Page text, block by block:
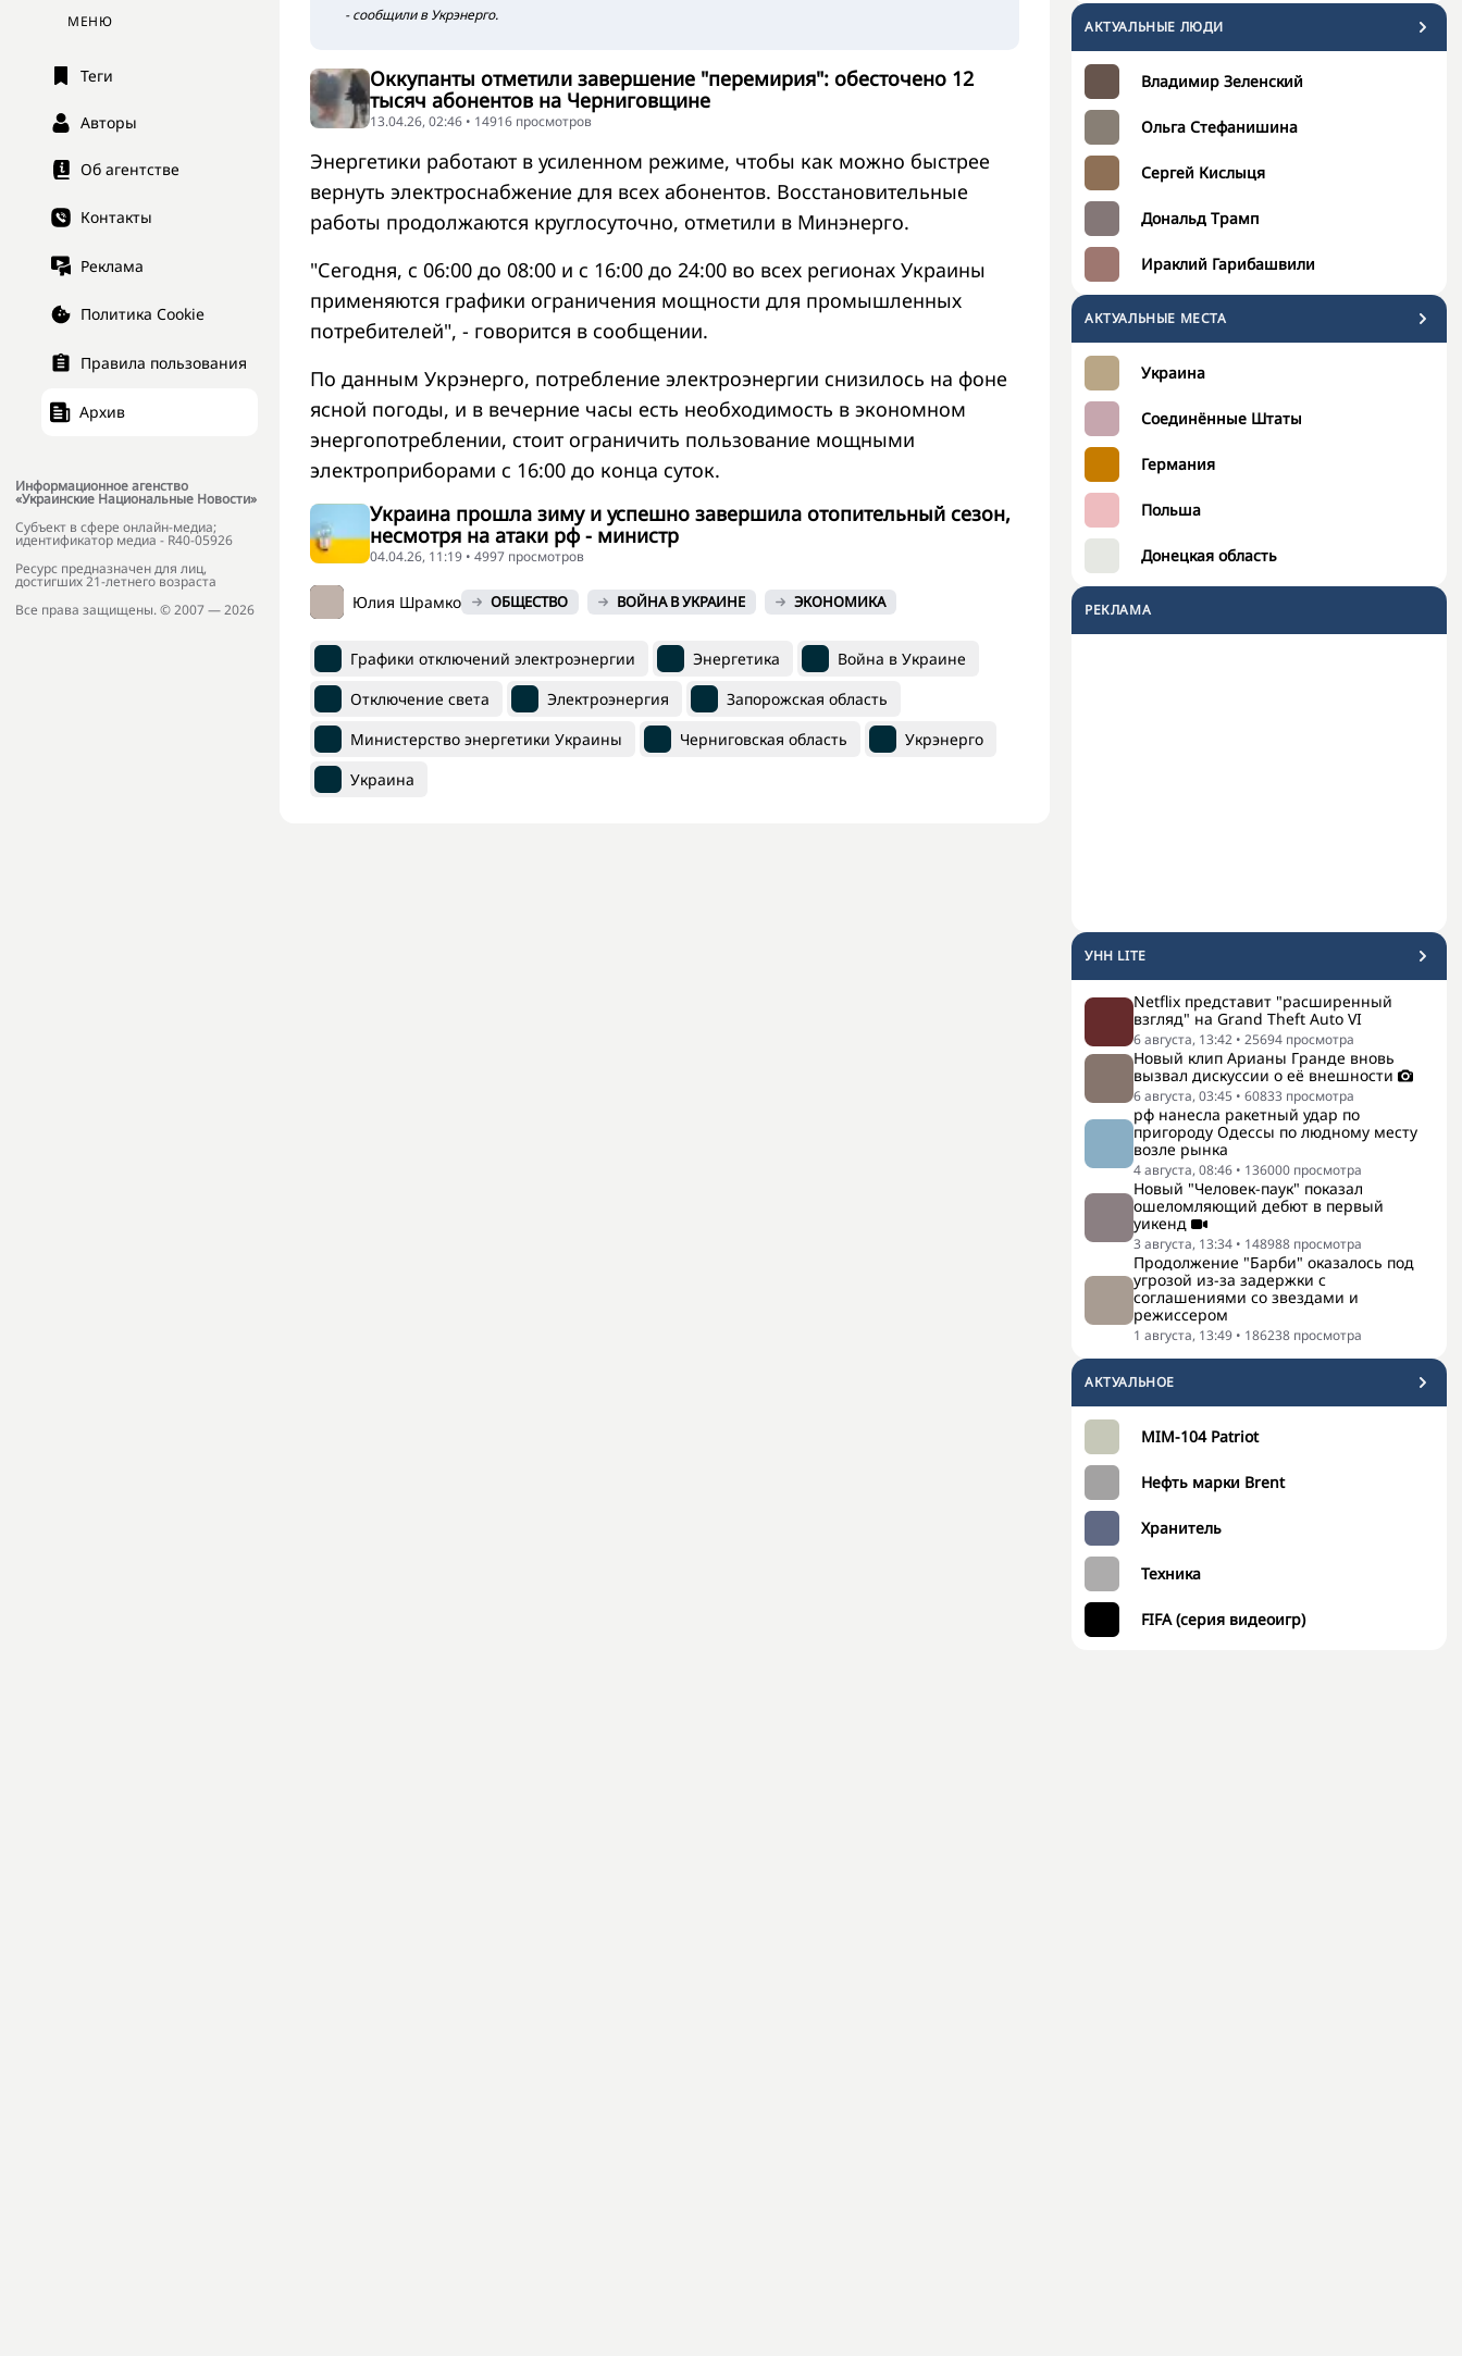
МЕНЮ
Теги
Авторы
Об агентстве
Контакты
Реклама
Политика Cookie
Правила пользования
Архив
Информационное агенство
«Украинские Национальные Новости»
Субъект в сфере онлайн-медиа;
идентификатор медиа - R40-05926
Ресурс предназначен для лиц,
достигших 21-летнего возраста
Все права защищены. © 2007 — 2026
АКТУАЛЬНЫЕ ЛЮДИ
Владимир Зеленский
Ольга Стефанишина
Сергей Кислыця
Дональд Трамп
Ираклий Гарибашвили
АКТУАЛЬНЫЕ МЕСТА
Украина
Соединённые Штаты
Германия
Польша
Донецкая область
РЕКЛАМА
УНН LITE
Netflix представит "расширенный
взгляд" на Grand Theft Auto VI
6 августа, 13:42 • 25694 просмотра
Новый клип Арианы Гранде вновь
вызвал дискуссии о её внешности
6 августа, 03:45 • 60833 просмотра
рф нанесла ракетный удар по
пригороду Одессы по людному месту
возле рынка
4 августа, 08:46 • 136000 просмотра
Новый "Человек-паук" показал
ошеломляющий дебют в первый
уикенд
3 августа, 13:34 • 148988 просмотра
Продолжение "Барби" оказалось под
угрозой из-за задержки с
соглашениями со звездами и
режиссером
1 августа, 13:49 • 186238 просмотра
АКТУАЛЬНОЕ
MIM-104 Patriot
Нефть марки Brent
Хранитель
Техника
FIFA (серия видеоигр)
- сообщили в Укрэнерго.
Оккупанты отметили завершение "перемирия": обесточено 12
тысяч абонентов на Черниговщине
13.04.26, 02:46 • 14916 просмотров
Энергетики работают в усиленном режиме, чтобы как можно быстрее
вернуть электроснабжение для всех абонентов. Восстановительные
работы продолжаются круглосуточно, отметили в Минэнерго.
"Сегодня, с 06:00 до 08:00 и с 16:00 до 24:00 во всех регионах Украины
применяются графики ограничения мощности для промышленных
потребителей", - говорится в сообщении.
По данным Укрэнерго, потребление электроэнергии снизилось на фоне
ясной погоды, и в вечерние часы есть необходимость в экономном
энергопотреблении, стоит ограничить пользование мощными
электроприборами с 16:00 до конца суток.
Украина прошла зиму и успешно завершила отопительный сезон,
несмотря на атаки рф - министр
04.04.26, 11:19 • 4997 просмотров
Юлия Шрамко ОБЩЕСТВО ВОЙНА В УКРАИНЕ ЭКОНОМИКА
Графики отключений электроэнергии Энергетика
Война в Украине
Отключение света
Электроэнергия
Запорожская область
Министерство энергетики Украины
Черниговская область
Укрэнерго
Украина